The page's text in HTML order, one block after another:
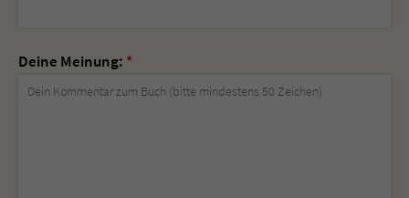
Deine Meinung: *